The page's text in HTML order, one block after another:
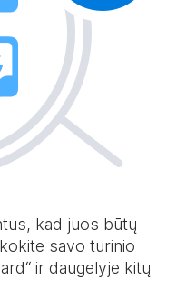
kad juos būtų
savo turinio
ir daugelyje kitų